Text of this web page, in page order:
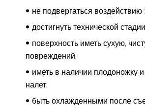
не подвергаться воздействию
достигнуть технической
поверхность иметь сухую,
повреждений;
иметь в наличии плодоножку
налет;
быть охлажденными после